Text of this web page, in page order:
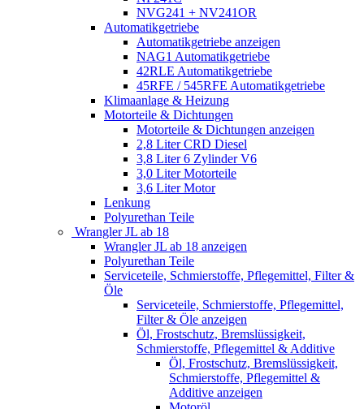
NVG241 + NV241OR
Automatikgetriebe
Automatikgetriebe anzeigen
NAG1 Automatikgetriebe
42RLE Automatikgetriebe
45RFE / 545RFE Automatikgetriebe
Klimaanlage & Heizung
Motorteile & Dichtungen
Motorteile & Dichtungen anzeigen
2,8 Liter CRD Diesel
3,8 Liter 6 Zylinder V6
3,0 Liter Motorteile
3,6 Liter Motor
Lenkung
Polyurethan Teile
Wrangler JL ab 18
Wrangler JL ab 18 anzeigen
Polyurethan Teile
Serviceteile, Schmierstoffe, Pflegemittel, Filter &
Öle
Serviceteile, Schmierstoffe, Pflegemittel,
Filter & Öle anzeigen
Öl, Frostschutz, Bremslüssigkeit,
Schmierstoffe, Pflegemittel & Additive
Öl, Frostschutz, Bremslüssigkeit,
Schmierstoffe, Pflegemittel &
Additive anzeigen